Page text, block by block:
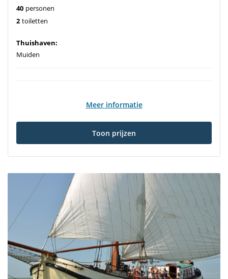
40 personen
2 toiletten
Thuishaven:
Muiden
Meer informatie
Toon prijzen